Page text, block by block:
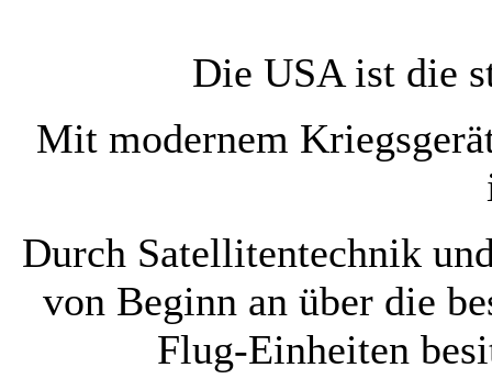
Die USA ist die
Mit modernem
Durch Satellitentechnik
von Beginn an über die
Flug-Einheiten